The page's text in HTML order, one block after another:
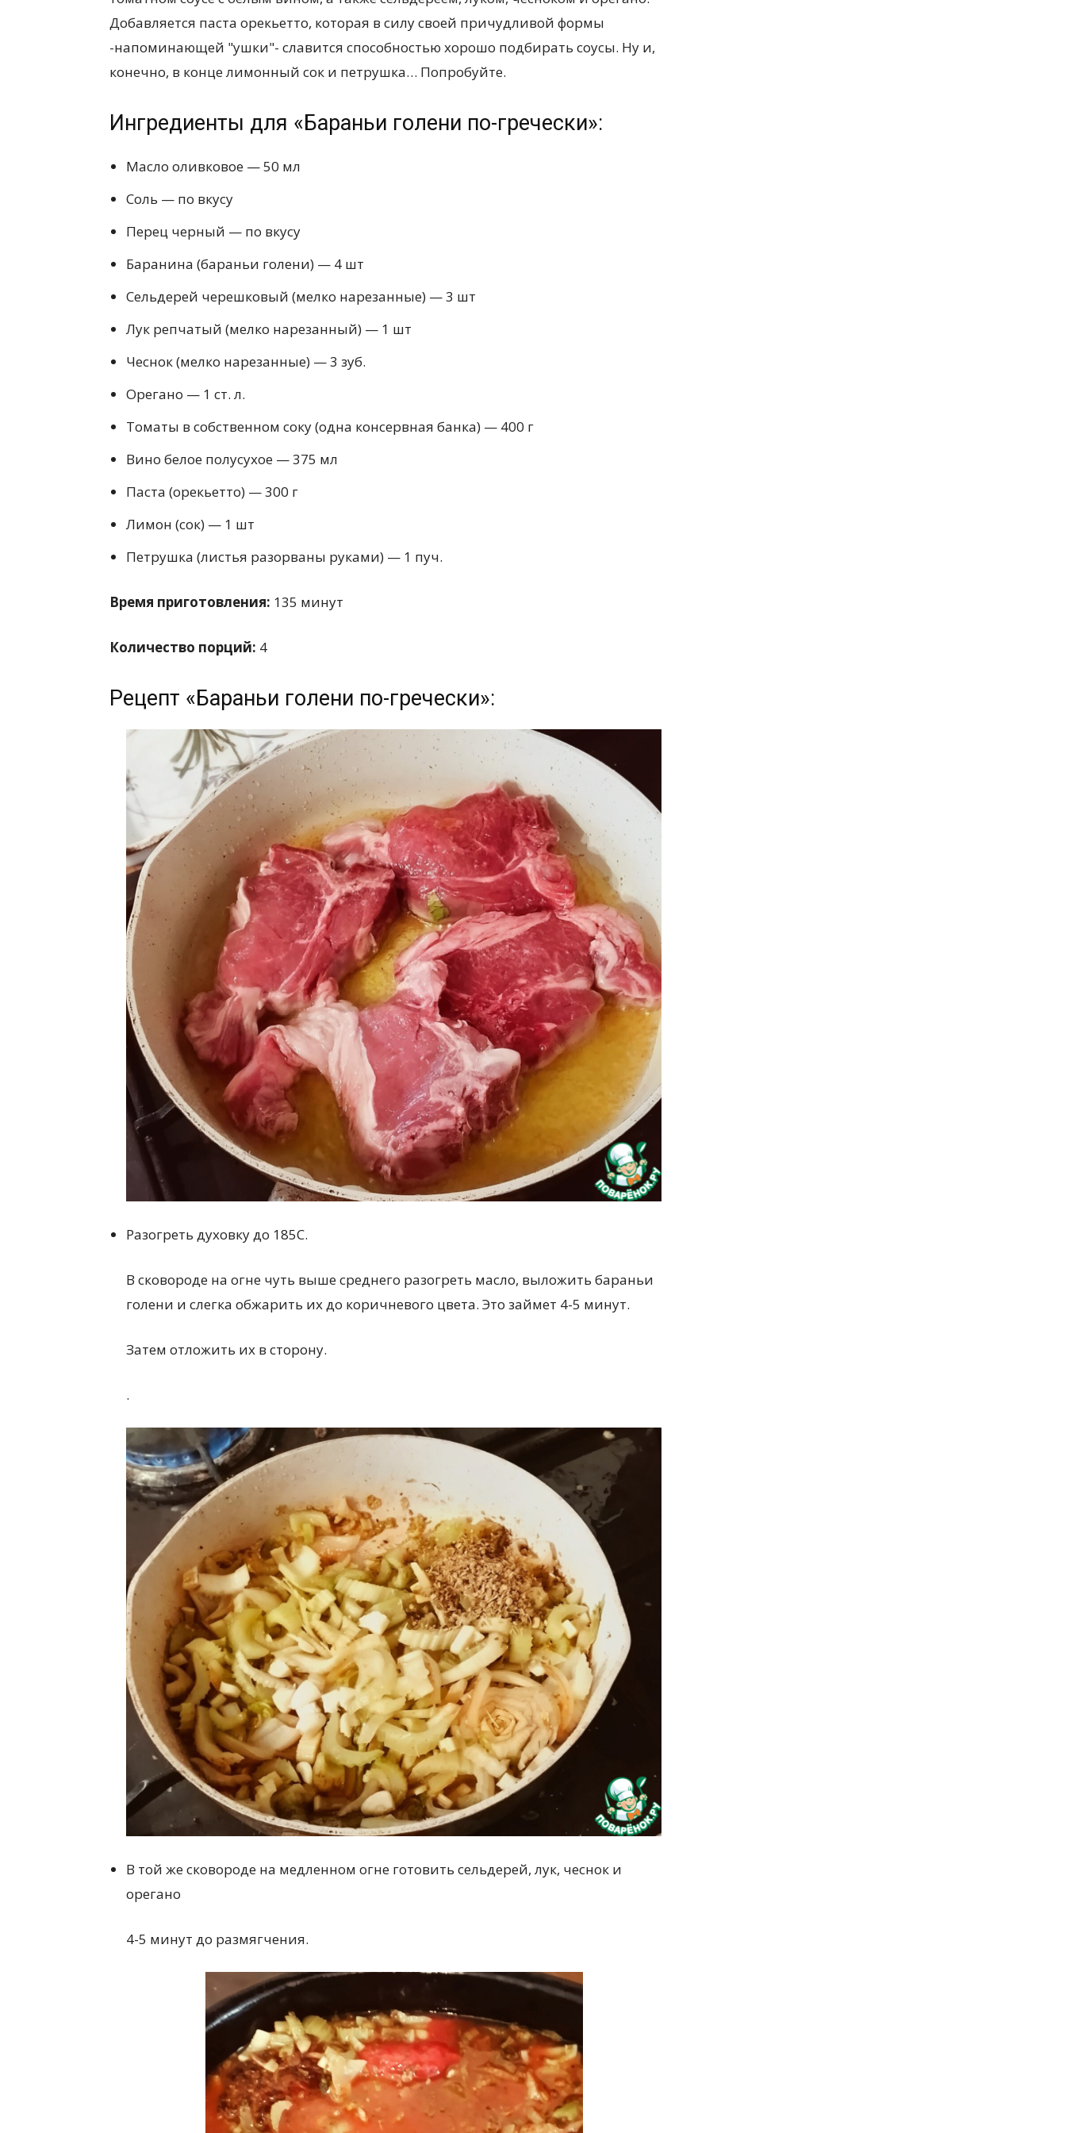
Добавляется паста орекьетто, которая в силу своей причудливой формы
-напоминающей "ушки"- славится способностью хорошо подбирать соусы. Ну и,
конечно, в конце лимонный сок и петрушка… Попробуйте.
Ингредиенты для «Бараньи голени по-гречески»:
Масло оливковое — 50 мл
Соль — по вкусу
Перец черный — по вкусу
Баранина (бараньи голени) — 4 шт
Сельдерей черешковый (мелко нарезанные) — 3 шт
Лук репчатый (мелко нарезанный) — 1 шт
Чеснок (мелко нарезанные) — 3 зуб.
Орегано — 1 ст. л.
Томаты в собственном соку (одна консервная банка) — 400 г
Вино белое полусухое — 375 мл
Паста (орекьетто) — 300 г
Лимон (сок) — 1 шт
Петрушка (листья разорваны руками) — 1 пуч.
Время приготовления: 135 минут
Количество порций: 4
Рецепт «Бараньи голени по-гречески»:
Разогреть духовку до 185С.
В сковороде на огне чуть выше среднего разогреть масло, выложить бараньи
голени и слегка обжарить их до коричневого цвета. Это займет 4-5 минут.
Затем отложить их в сторону.
.
В той же сковороде на медленном огне готовить сельдерей, лук, чеснок и
орегано
4-5 минут до размягчения.